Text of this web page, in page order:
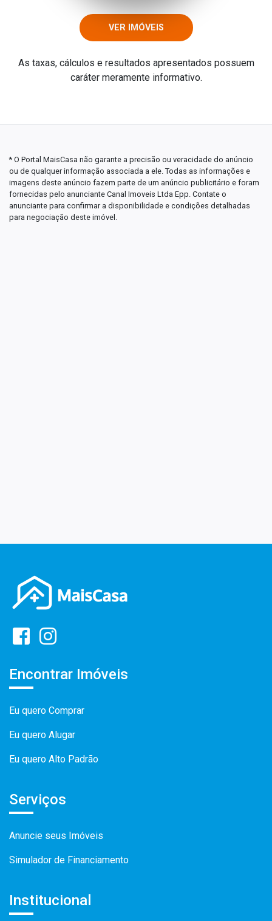
VER IMÓVEIS
As taxas, cálculos e resultados apresentados possuem
caráter meramente informativo.
* O Portal MaisCasa não garante a precisão ou veracidade do anúncio
ou de qualquer informação associada a ele. Todas as informações e
imagens deste anúncio fazem parte de um anúncio publicitário e foram
fornecidas pelo anunciante Canal Imoveis Ltda Epp. Contate o
anunciante para confirmar a disponibilidade e condições detalhadas
para negociação deste imóvel.
Encontrar Imóveis
Eu quero Comprar
Eu quero Alugar
Eu quero Alto Padrão
Serviços
Anuncie seus Imóveis
Simulador de Financiamento
Institucional